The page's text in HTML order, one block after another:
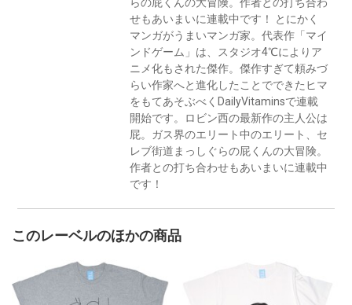
せもあいまいに連載中です！ とにかく
マンガがうまいマンガ家。代表作「マイ
ンドゲーム」は、スタジオ4℃によりア
ニメ化もされた傑作。傑作すぎて頼みづ
らい作家へと進化したことでできたヒマ
をもてあそぶべくDailyVitaminsで連載
開始です。ロビン西の最新作の主人公は
屁。ガス界のエリート中のエリート、セ
レブ街道まっしぐらの屁くんの大冒険。
作者との打ち合わせもあいまいに連載中
です！
このレーベルのほかの商品